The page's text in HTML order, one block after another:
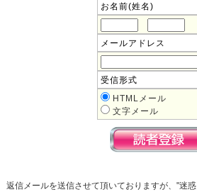
お名前(姓名)
メールアドレス
受信形式
HTMLメール
文字メール
返信メールを送信させて頂いておりますが、"迷